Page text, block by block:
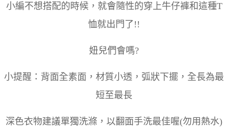
小編不想搭配的時候，就會隨性的穿上牛仔褲和這種T
恤就出門了!!
妞兒們會嗎?
小提醒：背面全素面，材質小透，弧狀下擺，全長為最
短至最長
深色衣物建議單獨洗滌，以翻面手洗最佳喔(勿用熱水)